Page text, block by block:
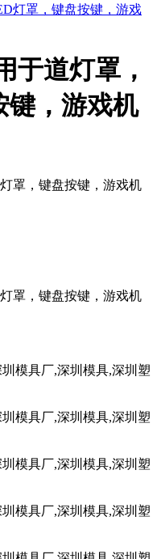
于道灯罩，
键，游戏机
罩，键盘按键，游戏机
罩，键盘按键，游戏机